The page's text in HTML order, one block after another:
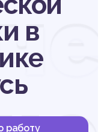
в
работу